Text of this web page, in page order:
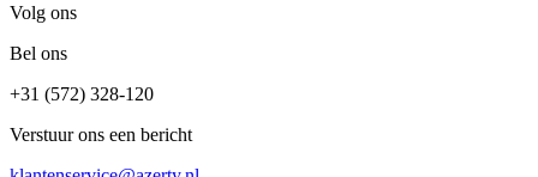
Volg ons
Bel ons
+31 (572) 328-120
Verstuur ons een bericht